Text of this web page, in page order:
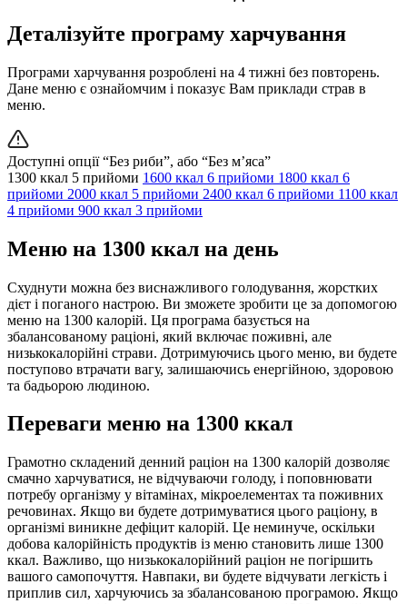
Деталізуйте програму харчування
Програми харчування розроблені на 4 тижні без повторень.
Дане меню є ознайомчим і показує Вам приклади страв в
меню.
Доступні опції “Без риби”, або “Без м’яса”
1300 ккал 5 прийоми 1600 ккал 6 прийоми 1800 ккал 6
прийоми 2000 ккал 5 прийоми 2400 ккал 6 прийоми 1100 ккал
4 прийоми 900 ккал 3 прийоми
Меню на 1300 ккал на день
Схуднути можна без виснажливого голодування, жорстких
дієт і поганого настрою. Ви зможете зробити це за допомогою
меню на 1300 калорій. Ця програма базується на
збалансованому раціоні, який включає поживні, але
низькокалорійні страви. Дотримуючись цього меню, ви будете
поступово втрачати вагу, залишаючись енергійною, здоровою
та бадьорою людиною.
Переваги меню на 1300 ккал
Грамотно складений денний раціон на 1300 калорій дозволяє
смачно харчуватися, не відчуваючи голоду, і поповнювати
потребу організму у вітамінах, мікроелементах та поживних
речовинах. Якщо ви будете дотримуватися цього раціону, в
організмі виникне дефіцит калорій. Це неминуче, оскільки
добова калорійність продуктів із меню становить лише 1300
ккал. Важливо, що низькокалорійний раціон не погіршить
вашого самопочуття. Навпаки, ви будете відчувати легкість і
приплив сил, харчуючись за збалансованою програмою. Якщо